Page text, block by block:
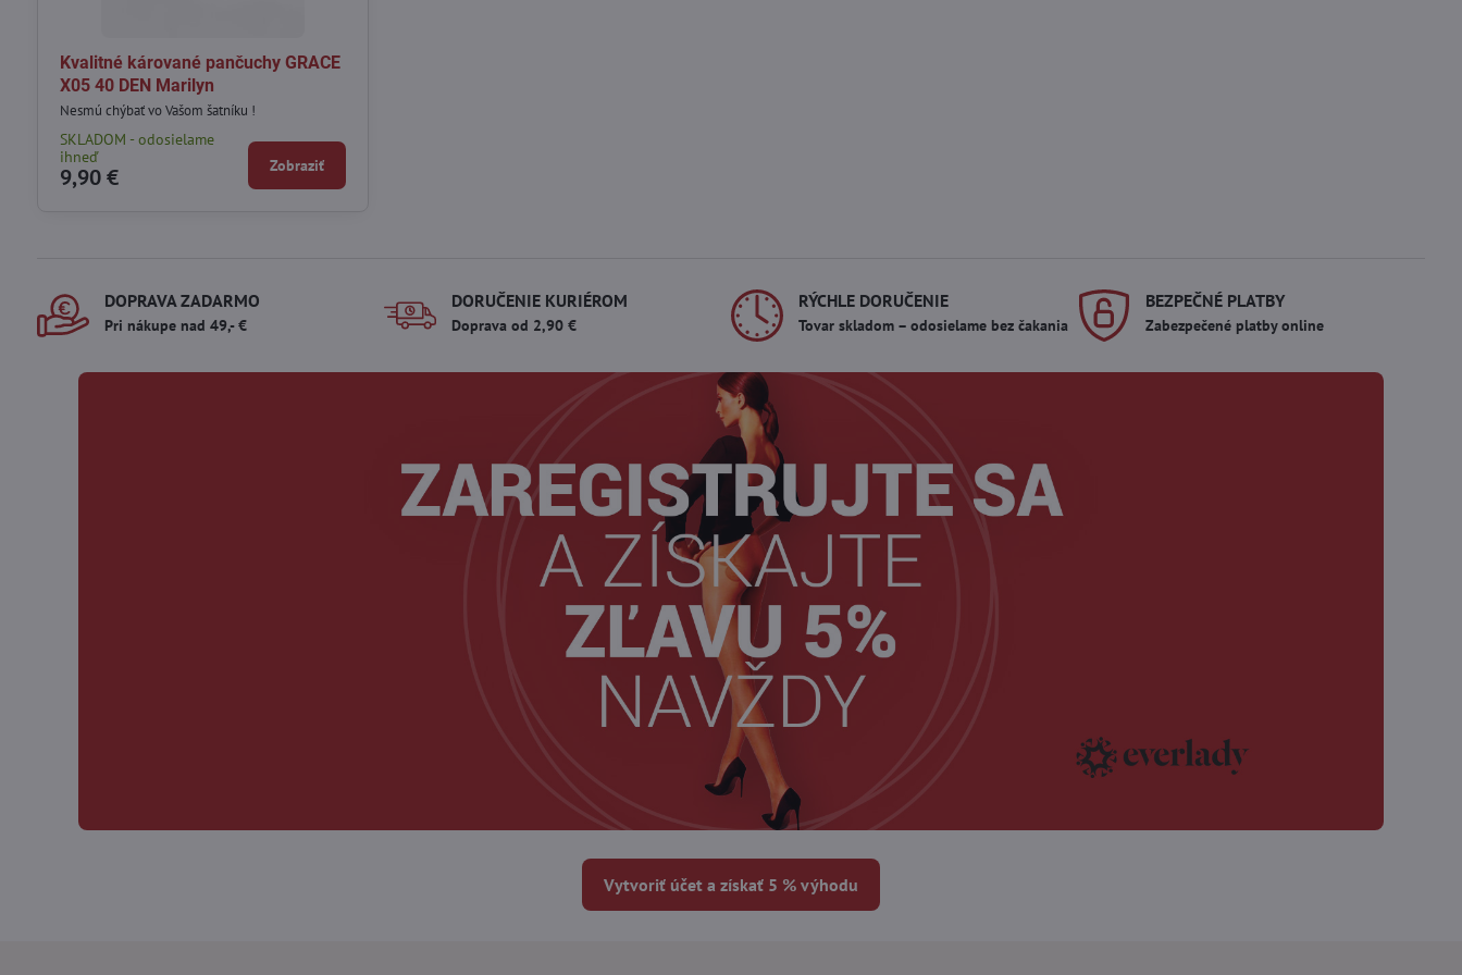
Kvalitné kárované pančuchy GRACE
X05 40 DEN Marilyn
Nesmú chýbať vo Vašom šatníku !
SKLADOM - odosielame
ihneď
9,90 € Zobraziť
DOPRAVA ZADARMO
Pri nákupe nad 49,- €
DORUČENIE KURIÉROM
Doprava od 2,90 €
RÝCHLE DORUČENIE
Tovar skladom – odosielame bez čakania
BEZPEČNÉ PLATBY
Zabezpečené platby online
Vytvoriť účet a získať 5 % výhodu